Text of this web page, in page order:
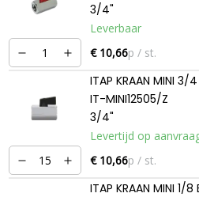
3/4"
Leverbaar
€ 10,66p / st.
ITAP KRAAN MINI 3/
IT-MINI12505/Z
3/4"
Levertijd op
€ 10,66p / st.
ITAP KRAAN MINI 1/8